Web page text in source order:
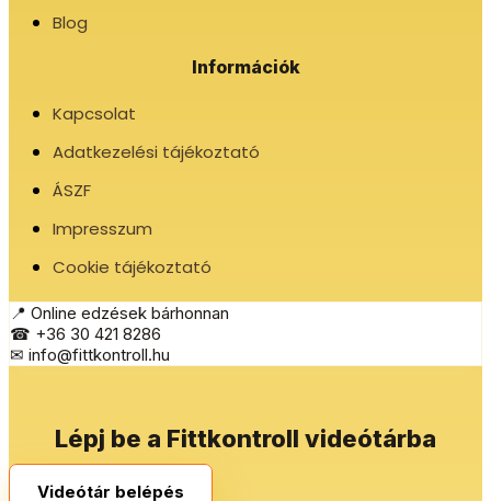
Blog
Információk
Kapcsolat
Adatkezelési tájékoztató
ÁSZF
Impresszum
Cookie tájékoztató
📍 Online edzések bárhonnan
☎ +36 30 421 8286
✉ info@fittkontroll.hu
Lépj be a Fittkontroll videótárba
Videótár belépés